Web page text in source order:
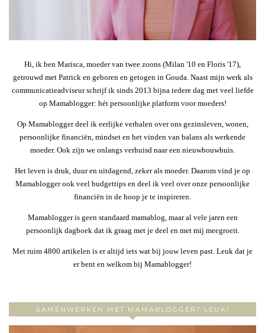
Hi, ik ben Marisca, moeder van twee zoons (Milan '10 en Floris '17),
getrouwd met Patrick en geboren en getogen in Gouda. Naast mijn werk als
communicatieadviseur schrijf ik sinds 2013 bijna iedere dag met veel liefde
op Mamablogger: hét persoonlijke platform voor moeders!
Op Mamablogger deel ik eerlijke verhalen over ons gezinsleven, wonen,
persoonlijke financiën, mindset en het vinden van balans als werkende
moeder. Ook zijn we onlangs verhuisd naar een nieuwbouwhuis.
Het leven is druk, duur en uitdagend, zeker als moeder. Daarom vind je op
Mamablogger ook veel budgettips en deel ik veel over onze persoonlijke
financiën in de hoop je te inspireren.
Mamablogger is geen standaard mamablog, maar al vele jaren een
persoonlijk dagboek dat ik graag met je deel en met mij meegroeit.
Met ruim 4800 artikelen is er altijd iets wat bij jouw leven past. Leuk dat je
er bent en welkom bij Mamablogger!
SAMENWERKEN MET MAMABLOGGER? LEUK!